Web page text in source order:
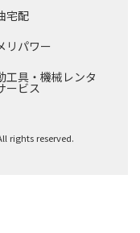
宅配
リパワー
工具・機械レンタ
ービス
rights reserved.